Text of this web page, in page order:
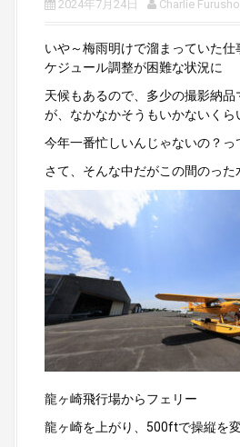
2024年7月24日 Charlie Furusho
いや～梅雨明けで溜まっていた仕
ケジュール調整が困難な状況に
天候もあるので、多少の撮影納
が、なかなかそうもいかないくら
今年一番忙しいんじゃないの？っ
さて、そんな中だがこの間のった
龍ヶ崎飛行場からフェリー
龍ヶ崎を上がり、500ftで操縦を